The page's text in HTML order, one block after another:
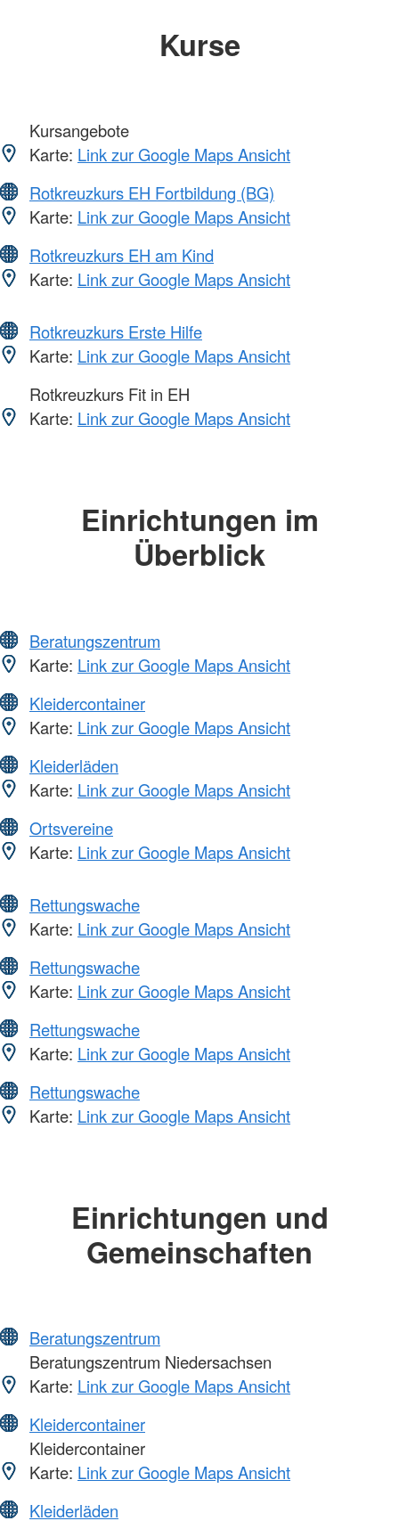
Kurse
Kursangebote
Karte: Link zur Google Maps Ansicht
Rotkreuzkurs EH Fortbildung (BG)
Karte: Link zur Google Maps Ansicht
Rotkreuzkurs EH am Kind
Karte: Link zur Google Maps Ansicht
Rotkreuzkurs Erste Hilfe
Karte: Link zur Google Maps Ansicht
Rotkreuzkurs Fit in EH
Karte: Link zur Google Maps Ansicht
Einrichtungen im
Überblick
Beratungszentrum
Karte: Link zur Google Maps Ansicht
Kleidercontainer
Karte: Link zur Google Maps Ansicht
Kleiderläden
Karte: Link zur Google Maps Ansicht
Ortsvereine
Karte: Link zur Google Maps Ansicht
Rettungswache
Karte: Link zur Google Maps Ansicht
Rettungswache
Karte: Link zur Google Maps Ansicht
Rettungswache
Karte: Link zur Google Maps Ansicht
Rettungswache
Karte: Link zur Google Maps Ansicht
Einrichtungen und
Gemeinschaften
Beratungszentrum
Beratungszentrum Niedersachsen
Karte: Link zur Google Maps Ansicht
Kleidercontainer
Kleidercontainer
Karte: Link zur Google Maps Ansicht
Kleiderläden